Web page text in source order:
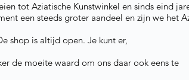
tot Aziatische Kunstwinkel en sinds eind
een steeds groter aandeel en zijn we het
shop is altijd open. Je kunt er,
de moeite waard om ons daar ook eens te